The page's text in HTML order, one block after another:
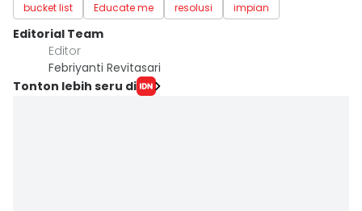
bucket list Educate me resolusi impian
Editorial Team
Editor
Febriyanti Revitasari
Tonton lebih seru di